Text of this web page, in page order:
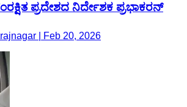
ಪ್ರದೇಶದ ನಿರ್ದೇಶಕ ಪ್ರಭಾಕರನ್
| Feb 20, 2026